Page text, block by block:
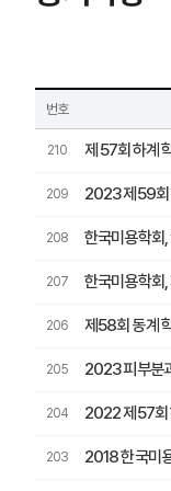
번호
210 제 57회 하계
209 2023 제59회
208 한국미용학회,
207 한국미용학회
206 제58회 동계
205 2023 피부분
204 2022 제57회
203
2018 한국미